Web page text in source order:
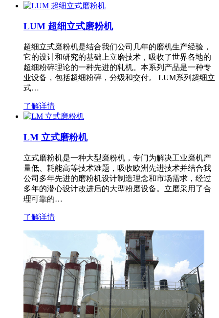
LUM 超细立式磨粉机
超细立式磨粉机是结合我们公司几年的磨机生产经验，
它的设计和研究的基础上立磨技术，吸收了世界各地的
超细粉碎理论的一种先进的轧机。本系列产品是一种专
业设备，包括超细粉碎，分级和交付。 LUM系列超细立
式…
了解详情
LM 立式磨粉机
立式磨粉机是一种大型磨粉机，专门为解决工业磨机产
量低、耗能高等技术难题，吸收欧洲先进技术并结合我
公司多年先进的磨粉机设计制造理念和市场需求，经过
多年的潜心设计改进后的大型粉磨设备。立磨采用了合
理可靠的…
了解详情